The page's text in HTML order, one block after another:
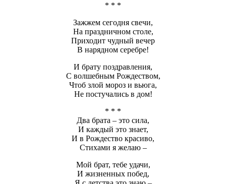
* * *
Зажжем сегодня свечи,
На праздничном столе,
Приходит чудный вечер
В нарядном серебре!
И брату поздравления,
С волшебным Рождеством,
Чтоб злой мороз и вьюга,
Не постучались в дом!
* * *
Два брата – это сила,
И каждый это знает,
И в Рождество красиво,
Стихами я желаю –
Мой брат, тебе удачи,
И жизненных побед,